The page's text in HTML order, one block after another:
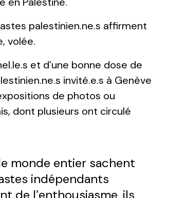
palestinien.ne.s affirment
volée.
et d’une bonne dose de
invité.e.s à Genève
de photos ou
dont plusieurs ont circulé
monde entier sachent
indépendants